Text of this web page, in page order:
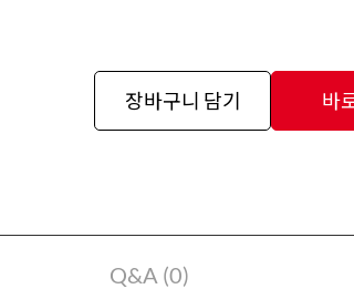
장바구니 담기 바
Q&A (0)